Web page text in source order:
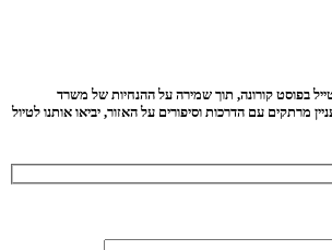
בפוסט קורונה, תוך שמירה על ההנחיות של משרד
מרתקים עם הדרכות וסיפורים על האזור, יביאו אותנו לטיול